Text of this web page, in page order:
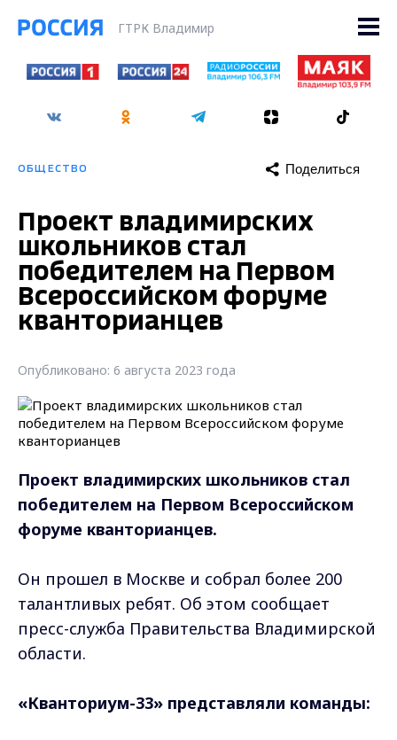
ГТРК Владимир
ОБЩЕСТВО Поделиться
Проект владимирских
школьников стал
победителем на Первом
Всероссийском форуме
кванторианцев
Опубликовано: 6 августа 2023 года
Проект владимирских школьников стал
победителем на Первом Всероссийском
форуме кванторианцев.
Он прошел в Москве и собрал более 200
талантливых ребят. Об этом сообщает
пресс-служба Правительства Владимирской
области.
«Кванториум-33» представляли команды: